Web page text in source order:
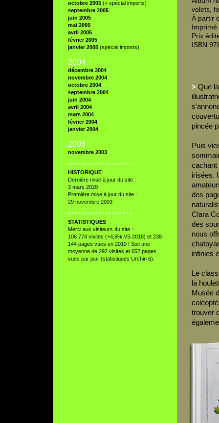
octobre 2005(+ spécial imports)
septembre 2005
juin 2005
mai 2005
avril 2005
février 2005
janvier 2005(spécial imports)
2004
décembre 2004
novembre 2004
octobre 2004
septembre 2004
juin 2004
avril 2004
mars 2004
février 2004
janvier 2004
2003
novembre 2003
° ° ° ° ° ° ° ° ° ° ° ° ° ° ° ° ° ° °
HISTORIQUE
Dernière mise à jour du site :
3 mars 2020
Première mise à jour du site :
29 novembre 2003
° ° ° ° ° ° ° ° ° ° ° ° ° ° ° ° ° ° °
STATISTIQUES
Merci aux visiteurs du site :
106 774 visites (+4,6% VS 2018) et 238
144 pages vues en 2019 ! Soit une
moyenne de 292 visites et 652 pages
vues par jour (statistiques Urchin 6).
volets,
À partir
Imprimé
Prix
ISBN
>Que la
pincée
Puis
cachant
irisées.
des
Clara
des
nous
infinies
Le
la
Musée
trouver